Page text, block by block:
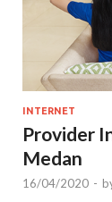
INTERNET
Provider
Medan
16/04/2020 -